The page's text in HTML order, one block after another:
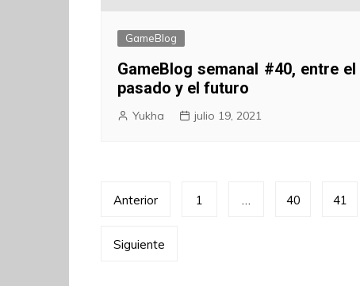
GameBlog
GameBlog semanal #40, entre el
pasado y el futuro
Yukha julio 19, 2021
Paginación
entradas
Anterior 1 40 41
Siguiente